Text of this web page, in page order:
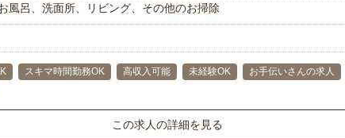
風呂、洗面所、リビング、その他のお掃除
スキマ時間勤務OK 高収入可能 未経験OK
お手伝いさんの求人
この求人の詳細を見る